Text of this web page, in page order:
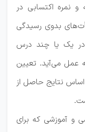
و نمره اکتسابی در
بدوی رسیدگی
در یک یا چند درس
عمل می‌آید. تعیین
نتایج حاصل از
و آموزشی که برای